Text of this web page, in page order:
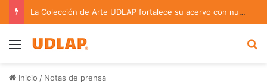
Académica UDLAP asesora un proyecto que creará dispositivo capaz de clasificar episodios ansioso-depresivos
Menu
Inicio / Notas de prensa